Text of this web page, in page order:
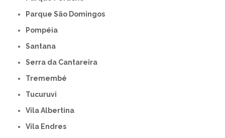
Parque São Domingos
Pompéia
Santana
Serra da Cantareira
Tremembé
Tucuruvi
Vila Albertina
Vila Endres